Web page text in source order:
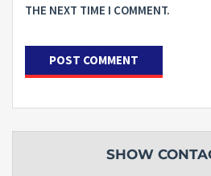
THE NEXT TIME I COMMENT.
SHOW